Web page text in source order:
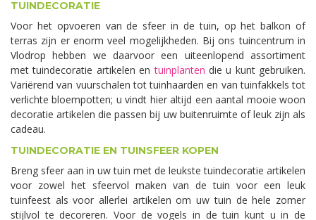
TUINDECORATIE
Voor het opvoeren van de sfeer in de tuin, op het balkon of
terras zijn er enorm veel mogelijkheden. Bij ons tuincentrum in
Vlodrop hebben we daarvoor een uiteenlopend assortiment
met tuindecoratie artikelen entuinplanten die u kunt gebruiken.
Variërend van vuurschalen tot tuinhaarden en van tuinfakkels tot
verlichte bloempotten; u vindt hier altijd een aantal mooie woon
decoratie artikelen die passen bij uw buitenruimte of leuk zijn als
cadeau.
TUINDECORATIE EN TUINSFEER KOPEN
Breng sfeer aan in uw tuin met de leukste tuindecoratie artikelen
voor zowel het sfeervol maken van de tuin voor een leuk
tuinfeest als voor allerlei artikelen om uw tuin de hele zomer
stijlvol te decoreren. Voor de vogels in de tuin kunt u in de